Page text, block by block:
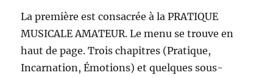
La première est consacrée à la PRATIQUE
MUSICALE AMATEUR. Le menu se trouve en
haut de page. Trois chapitres (Pratique,
Incarnation, Émotions) et quelques sous-